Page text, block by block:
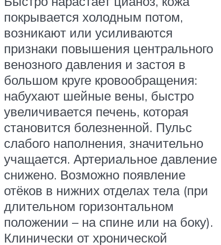
покрывается холодным потом,
возникают или усиливаются
признаки повышения центрального
венозного давления и застоя в
большом круге кровообращения:
набухают шейные вены, быстро
увеличивается печень, которая
становится болезненной. Пульс
слабого наполнения, значительно
учащается. Артериальное давление
снижено. Возможно появление
отёков в нижних отделах тела (при
длительном горизонтальном
положении – на спине или на боку).
Клинически от хронической